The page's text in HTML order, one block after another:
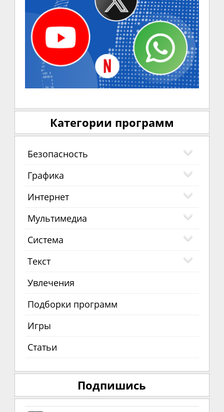
Категории программ
Безопасность
Графика
Интернет
Мультимедиа
Система
Текст
Увлечения
Подборки программ
Игры
Статьи
Подпишись